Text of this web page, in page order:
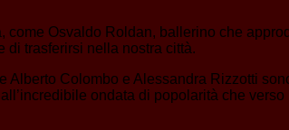
Osvaldo Roldan, ballerino che
di trasferirsi nella nostra città.
Colombo e Alessandra Rizzotti
ondata di popolarità che